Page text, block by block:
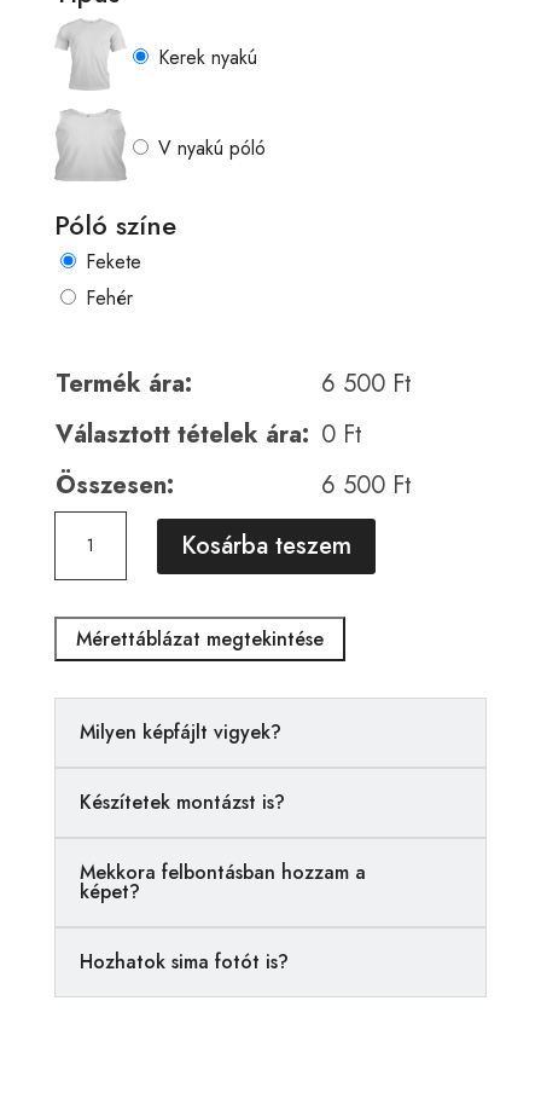
Kerek nyakú
V nyakú póló
Póló színe
Fekete
Fehér
Termék ára: 6 500 Ft
Választott tételek ára: 0 Ft
Összesen:
6 500 Ft
00910
Kosárba teszem
A
n
Mérettáblázat megtekintése
Milyen képfájlt vigyek?
Készítetek montázst is?
Mekkora felbontásban hozzam a
képet?
Hozhatok sima fotót is?